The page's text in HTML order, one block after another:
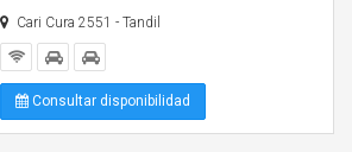
Cari Cura 2551 - Tandil
Consultar disponibilidad